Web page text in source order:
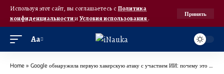
Используя этот сайт, вы соглашаетесь с Политика
конфиденциальностииУсловия использования.
Принять
Аа
Home » Google обнаружила первую хакерскую атаку с участием ИИ: почему это опасный сигнал